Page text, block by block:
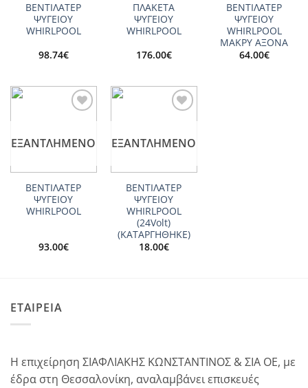
ΒΕΝΤΙΛΑΤΕΡ
ΨΥΓΕΙΟY
WHIRLPOOL
98.74€
ΠΛΑΚΕΤΑ
ΨΥΓΕΙΟΥ
WHIRLPOOL
176.00€
ΒΕΝΤΙΛΑΤΕΡ
ΨΥΓΕΙΟΥ
WHIRLPOOL
ΜΑΚΡΥ ΑΞΟΝΑ
64.00€
ΕΞΑΝΤΛΗΜΈΝΟ
ΒΕΝΤΙΛΑΤΕΡ
ΨΥΓΕΙΟY
WHIRLPOOL
93.00€
ΕΞΑΝΤΛΗΜΈΝΟ
ΒΕΝΤΙΛΑΤΕΡ
ΨΥΓΕΙΟY
WHIRLPOOL
(24Volt)
(ΚΑΤΑΡΓΗΘΗΚΕ)
18.00€
ΕΤΑΙΡΕΙΑ
Η επιχείρηση ΣΙΑΦΛΙΑΚΗΣ ΚΩΝΣΤΑΝΤΙΝΟΣ & ΣΙΑ ΟΕ, με
έδρα στη Θεσσαλονίκη, αναλαμβάνει επισκευές